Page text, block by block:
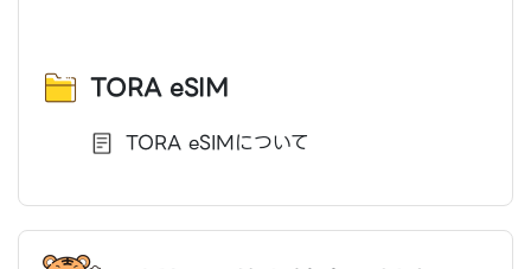
TORA eSIM
TORA eSIMについて